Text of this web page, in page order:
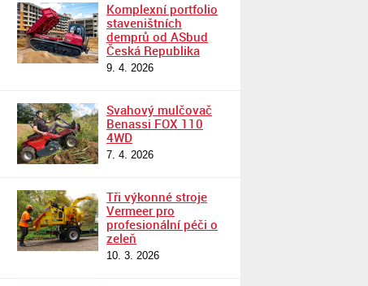
Komplexní portfolio
staveništních
demprů od ASbud
Česká Republika
9. 4. 2026
Svahový mulčovač
Benassi FOX 110
4WD
7. 4. 2026
Tři výkonné stroje
Vermeer pro
profesionální péči o
zeleň
10. 3. 2026